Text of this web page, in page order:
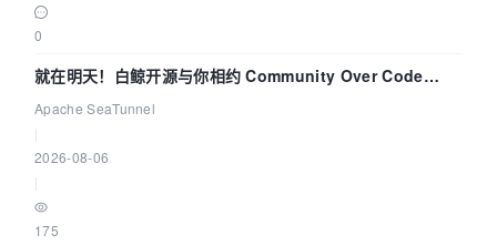
0
就在明天！白鲸开源与你相约 Community Over Code
Asia 2026 主题演讲！
Apache SeaTunnel
2026-08-06
175